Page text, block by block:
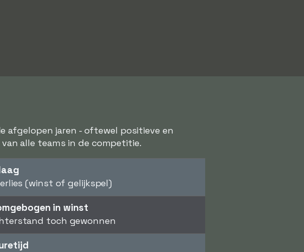
afgelopen jaren - oftewel positieve en
alle teams in de competitie.
(winst of gelijkspel)
in winst
toch gewonnen